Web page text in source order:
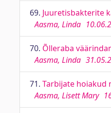
69. Juuretisbakterite
Aasma, Linda
70. Õlleraba
Aasma, Linda
71. Tarbijate hoiakud
Aasma, Lisett Mary